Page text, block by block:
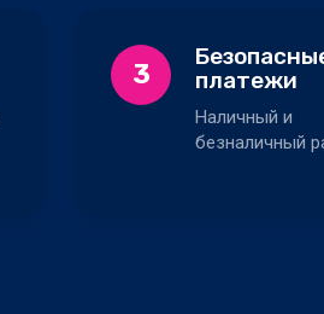
3
платежи
Наличный и
безналичный